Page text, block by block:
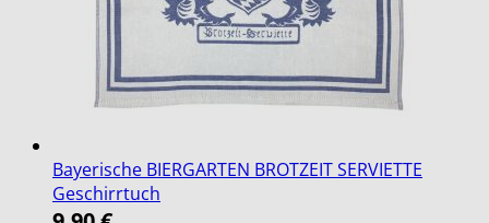
Bayerische BIERGARTEN BROTZEIT SERVIETTE
Geschirrtuch